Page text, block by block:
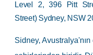
Level 2, 396 Pitt
Street) Sydney, NSW
Sidney,